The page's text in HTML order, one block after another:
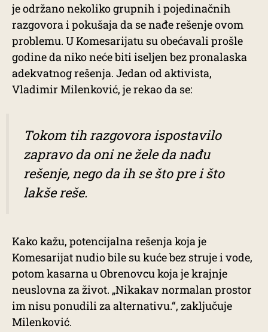
je održano nekoliko grupnih i pojedinačnih
razgovora i pokušaja da se nađe rešenje ovom
problemu. U Komesarijatu su obećavali prošle
godine da niko neće biti iseljen bez pronalaska
adekvatnog rešenja. Jedan od aktivista,
Vladimir Milenković, je rekao da se:
Tokom tih razgovora ispostavilo
zapravo da oni ne žele da nađu
rešenje, nego da ih se što pre i što
lakše reše.
Kako kažu, potencijalna rešenja koja je
Komesarijat nudio bile su kuće bez struje i vode,
potom kasarna u Obrenovcu koja je krajnje
neuslovna za život. „Nikakav normalan prostor
im nisu ponudili za alternativu.“, zaključuje
Milenković.